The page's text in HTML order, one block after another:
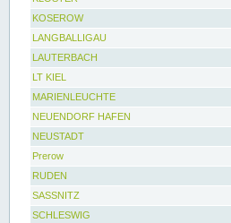
KOSEROW
LANGBALLIGAU
LAUTERBACH
LT KIEL
MARIENLEUCHTE
NEUENDORF HAFEN
NEUSTADT
Prerow
RUDEN
SASSNITZ
SCHLESWIG